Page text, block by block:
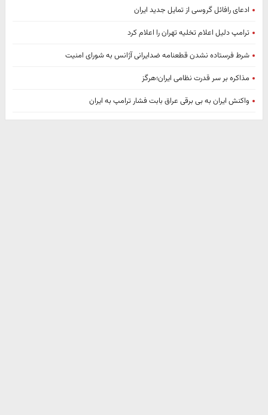
ادعای رافائل گروسی از تمایل جدید ایران
ترامپ دلیل اعلام تخلیه تهران را اعلام کرد
شرط فرستاده نشدن قطعنامه ضدایرانی آژانس به شورای امنیت
مذاکره بر سر قدرت نظامی ایران؛هرگز
واکنش ایران به بی برقی عراق بابت فشار ترامپ به ایران